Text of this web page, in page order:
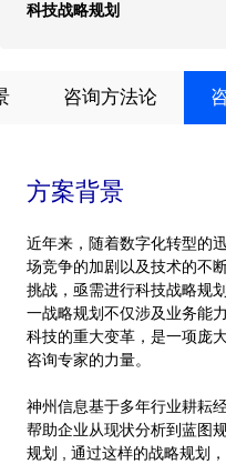
科技战略规划
咨询方法论
方案背景
近年来，随着数字化转型的
场竞争的加剧以及技术的不
挑战，亟需进行科技战略规
一战略规划不仅涉及业务能
科技的重大变革，是一项庞
咨询专家的力量。
神州信息基于多年行业耕耘
帮助企业从现状分析到蓝图
规划 , 通过这样的战略规划